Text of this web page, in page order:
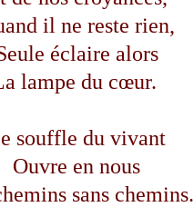
il ne reste rien,
éclaire alors
lampe du cœur.
souffle du vivant
Ouvre en nous
sans chemins.